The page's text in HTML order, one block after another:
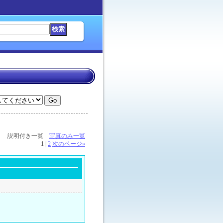
説明付き一覧 写真のみ一覧
1 2 次のページ»
１．２．３．）